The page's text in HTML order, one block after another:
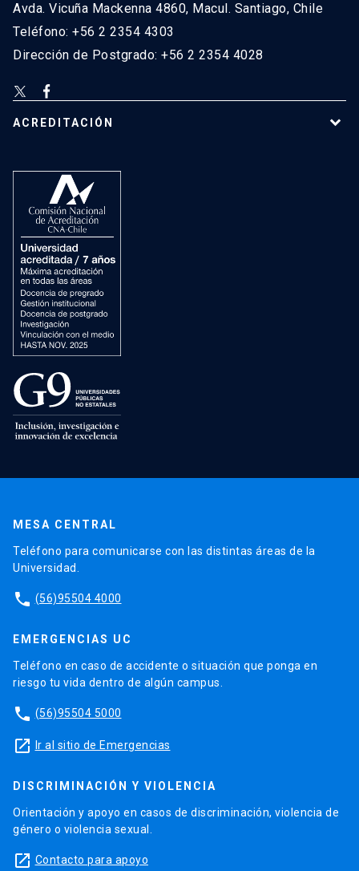
Avda. Vicuña Mackenna 4860, Macul. Santiago, Chile
Teléfono: +56 2 2354 4303
Dirección de Postgrado: +56 2 2354 4028
ACREDITACIÓN
MESA CENTRAL
Teléfono para comunicarse con las distintas áreas de la
Universidad.
phone (56)95504 4000
EMERGENCIAS UC
Teléfono en caso de accidente o situación que ponga en
riesgo tu vida dentro de algún campus.
phone (56)95504 5000
launch Ir al sitio de Emergencias
DISCRIMINACIÓN Y VIOLENCIA
Orientación y apoyo en casos de discriminación, violencia de
género o violencia sexual.
launch Contacto para apoyo